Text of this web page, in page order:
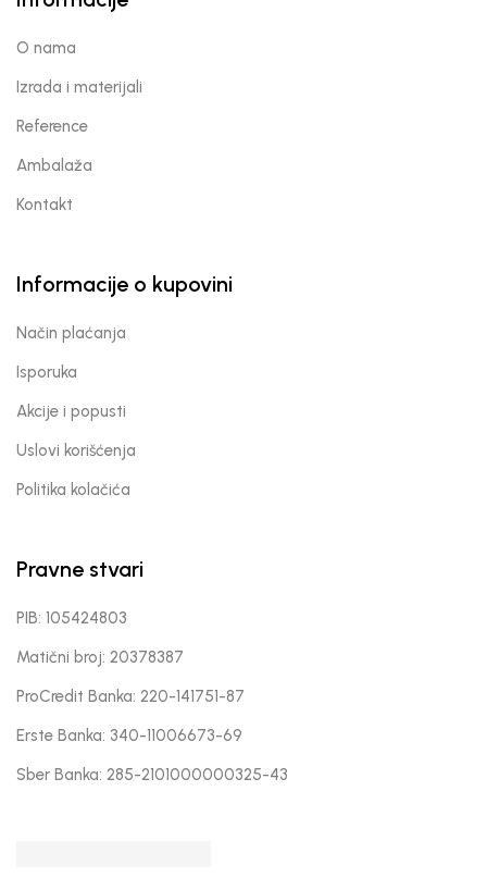
O nama
Izrada i materijali
Reference
Ambalaža
Kontakt
Informacije o kupovini
Način plaćanja
Isporuka
Akcije i popusti
Uslovi korišćenja
Politika kolačića
Pravne stvari
PIB: 105424803
Matični broj: 20378387
ProCredit Banka: 220-141751-87
Erste Banka: 340-11006673-69
Sber Banka: 285-2101000000325-43